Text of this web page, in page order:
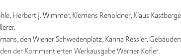
Herbert J. Wimmer, Klemens Renoldner, Klaus
.
den Wiener Schwedenplatz, Karina Ressler,
der Kommentierten Werkausgabe Werner Kofler.